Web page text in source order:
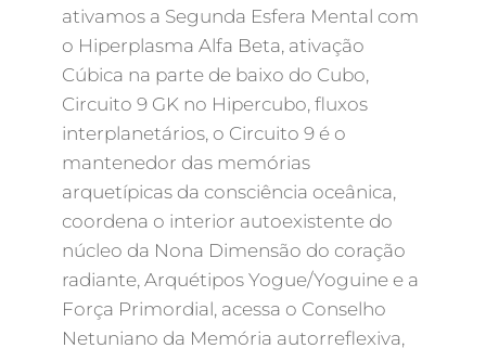
ativamos a Segunda Esfera Mental com
o Hiperplasma Alfa Beta, ativação
Cúbica na parte de baixo do Cubo,
Circuito 9 GK no Hipercubo, fluxos
interplanetários, o Circuito 9 é o
mantenedor das memórias
arquetípicas da consciência oceânica,
coordena o interior autoexistente do
núcleo da Nona Dimensão do coração
radiante, Arquétipos Yogue/Yoguine e a
Força Primordial, acessa o Conselho
Netuniano da Memória autorreflexiva,